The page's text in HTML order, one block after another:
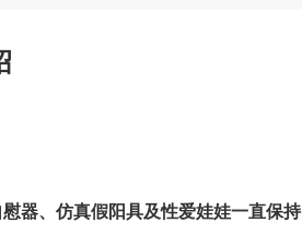
器、仿真假阳具及性爱娃娃一直保